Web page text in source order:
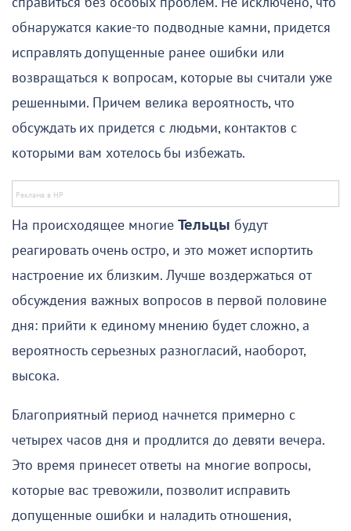
обнаружатся какие-то подводные камни, придется
исправлять допущенные ранее ошибки или
возвращаться к вопросам, которые вы считали уже
решенными. Причем велика вероятность, что
обсуждать их придется с людьми, контактов с
которыми вам хотелось бы избежать.
На происходящее многие Тельцы будут
реагировать очень остро, и это может испортить
настроение их близким. Лучше воздержаться от
обсуждения важных вопросов в первой половине
дня: прийти к единому мнению будет сложно, а
вероятность серьезных разногласий, наоборот,
высока.
Благоприятный период начнется примерно с
четырех часов дня и продлится до девяти вечера.
Это время принесет ответы на многие вопросы,
которые вас тревожили, позволит исправить
допущенные ошибки и наладить отношения,